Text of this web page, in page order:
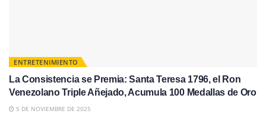
ENTRETENIMIENTO
La Consistencia se Premia: Santa Teresa 1796, el Ron
Venezolano Triple Añejado, Acumula 100 Medallas de Oro
5 DE NOVIEMBRE DE 2025